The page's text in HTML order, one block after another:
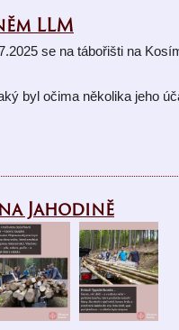
LLM
se na tábořišti na
byl očima několika jeho
Jahodině